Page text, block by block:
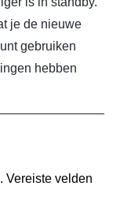
je de nieuwe
gebruiken
hebben
Vereiste velden